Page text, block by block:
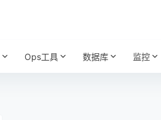
Ops工具 数据库 监控